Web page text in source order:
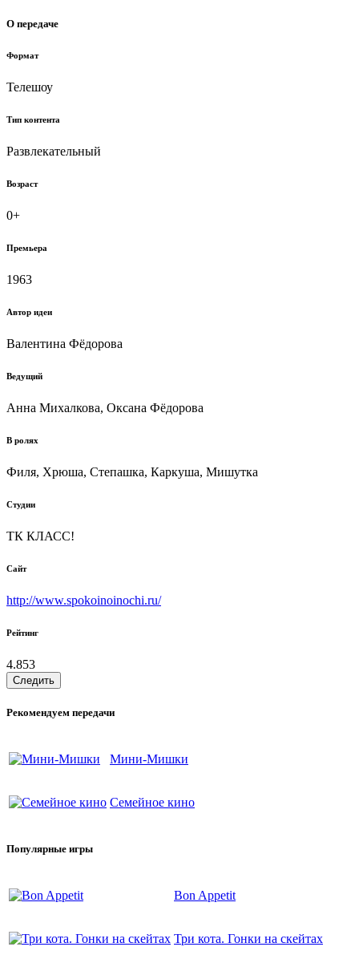
О передаче
Формат
Телешоу
Тип контента
Развлекательный
Возраст
0+
Премьера
1963
Автор идеи
Валентина Фёдорова
Ведущий
Анна Михалкова, Оксана Фёдорова
В ролях
Филя, Хрюша, Степашка, Каркуша, Мишутка
Студии
ТК КЛАСС!
Сайт
http://www.spokoinoinochi.ru/
Рейтинг
4.853
Следить
Рекомендуем передачи
Мини-Мишки
Семейное кино
Популярные игры
Bon Appetit
Три кота. Гонки на скейтах